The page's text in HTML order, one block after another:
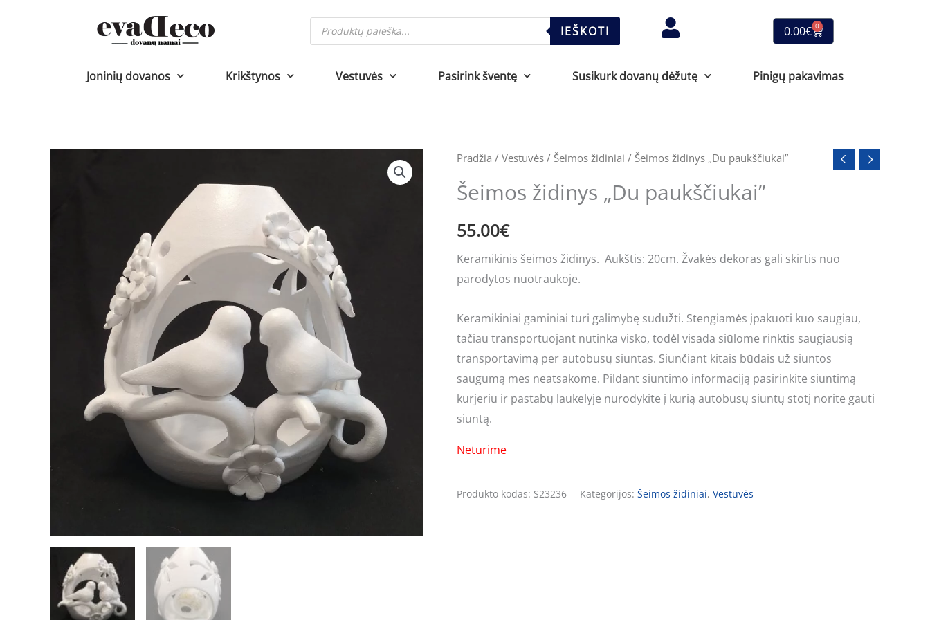
Products
search IEŠKOTI 0.00€ 0
Cart
Joninių dovanos Krikštynos Vestuvės Pasirink šventę Susikurk dovanų dėžutę Pinigų pakavimas
Pradžia / Vestuvės / Šeimos židiniai / Šeimos židinys „Du paukščiukai”
Šeimos židinys „Du paukščiukai”
55.00€
Keramikinis šeimos židinys. Aukštis: 20cm. Žvakės dekoras gali skirtis nuo
parodytos nuotraukoje.
Keramikiniai gaminiai turi galimybę sudužti. Stengiamės įpakuoti kuo saugiau,
tačiau transportuojant nutinka visko, todėl visada siūlome rinktis saugiausią
transportavimą per autobusų siuntas. Siunčiant kitais būdais už siuntos
saugumą mes neatsakome. Pildant siuntimo informaciją pasirinkite siuntimą
kurjeriu ir pastabų laukelyje nurodykite į kurią autobusų siuntų stotį norite gauti
siuntą.
Neturime
Produkto kodas: S23236 Kategorijos: Šeimos židiniai, Vestuvės